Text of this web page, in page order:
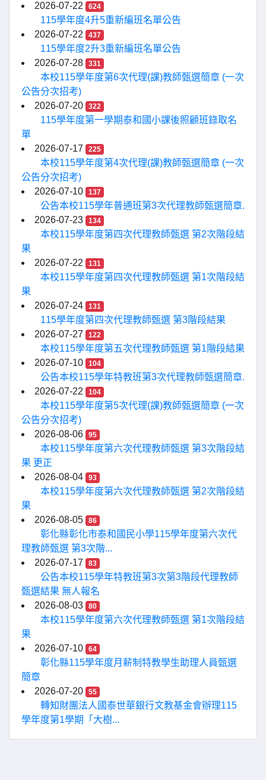
2026-07-22
624
115學年度4升5重新編班名單公告
2026-07-22
437
115學年度2升3重新編班名單公告
2026-07-28
331
本校115學年度第6次代理(課)教師甄選簡章 (一次
公告分次招考)
2026-07-20
322
115學年度第一學期泰和國小課後照顧班錄取名
單
2026-07-17
225
本校115學年度第4次代理(課)教師甄選簡章 (一次
公告分次招考)
2026-07-10
137
公告本校115學年普通班第3次代理教師甄選簡章.
2026-07-23
134
本校115學年度第四次代理教師甄選 第2次階段結
果
2026-07-22
131
本校115學年度第四次代理教師甄選 第1次階段結
果
2026-07-24
131
115學年度第四次代理教師甄選 第3階段結果
2026-07-27
122
本校115學年度第五次代理教師甄選 第1階段結果
2026-07-10
104
公告本校115學年特教班第3次代理教師甄選簡章.
2026-07-22
104
本校115學年度第5次代理(課)教師甄選簡章 (一次
公告分次招考)
2026-08-06
95
本校115學年度第六次代理教師甄選 第3次階段結
果 更正
2026-08-04
93
本校115學年度第六次代理教師甄選 第2次階段結
果
2026-08-05
86
彰化縣彰化市泰和國民小學115學年度第六次代
理教師甄選 第3次階...
2026-07-17
83
公告本校115學年特教班第3次第3階段代理教師
甄選結果 無人報名
2026-08-03
80
本校115學年度第六次代理教師甄選 第1次階段結
果
2026-07-10
64
彰化縣115學年度月薪制特教學生助理人員甄選
簡章
2026-07-20
55
轉知財團法人國泰世華銀行文教基金會辦理115
學年度第1學期「大樹...